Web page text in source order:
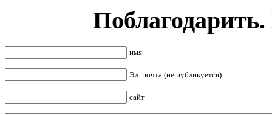
имя
Эл. почта (не публикуется)
сайт